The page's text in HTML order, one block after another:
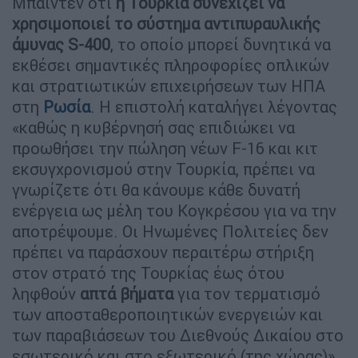
χρησιμοποιεί το σύστημα αντιπυραυλικής
άμυνας S-400, το οποίο μπορεί δυνητικά να
εκθέσει σημαντικές πληροφορίες οπλικών
και στρατιωτικών επιχειρήσεων των ΗΠΑ
στη Ρωσία. Η επιστολή καταλήγει λέγοντας
«καθώς η κυβέρνησή σας επιδιώκει να
προωθήσει την πώληση νέων F-16 και κιτ
εκσυγχρονισμού στην Τουρκία, πρέπει να
γνωρίζετε ότι θα κάνουμε κάθε δυνατή
ενέργεια ως μέλη του Κογκρέσου για να την
αποτρέψουμε. Οι Ηνωμένες Πολιτείες δεν
πρέπει να παράσχουν περαιτέρω στήριξη
στον στρατό της Τουρκίας έως ότου
ληφθούν απτά βήματαγια τον τερματισμό
των αποσταθεροποιητικών ενεργειών και
των παραβιάσεων του Διεθνούς Δικαίου στο